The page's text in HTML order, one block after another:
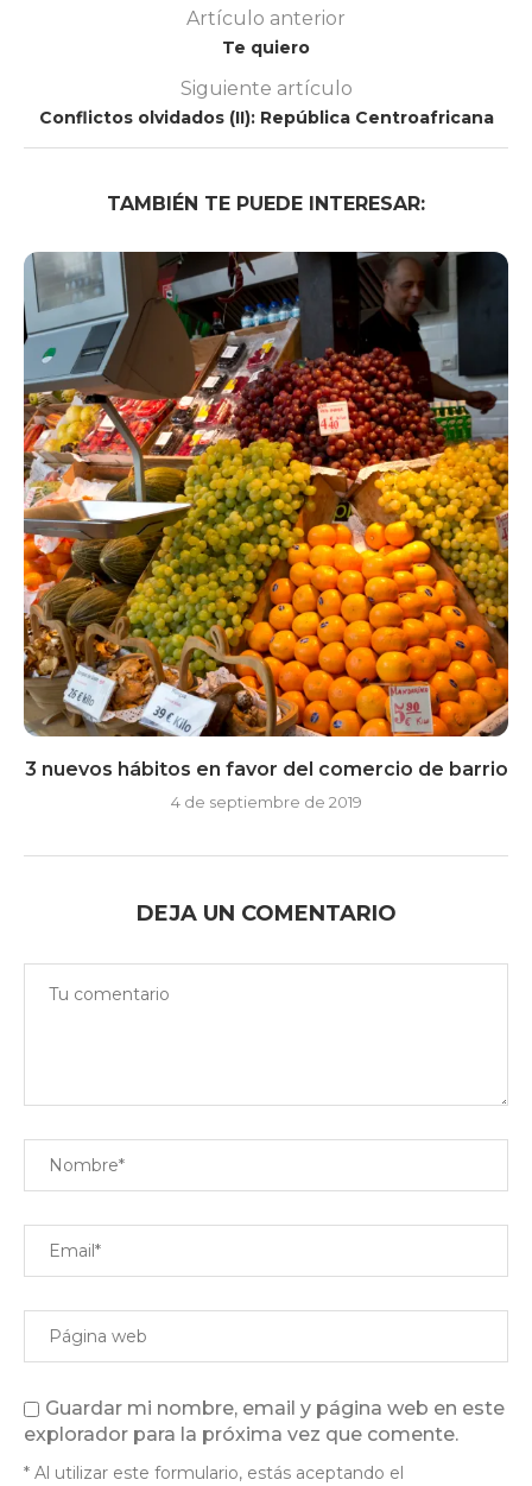
Artículo anterior
Te quiero
Siguiente artículo
Conflictos olvidados (II): República Centroafricana
TAMBIÉN TE PUEDE INTERESAR:
3 nuevos hábitos en favor del comercio de barrio
4 de septiembre de 2019
DEJA UN COMENTARIO
Guardar mi nombre, email y página web en este
explorador para la próxima vez que comente.
* Al utilizar este formulario, estás aceptando el